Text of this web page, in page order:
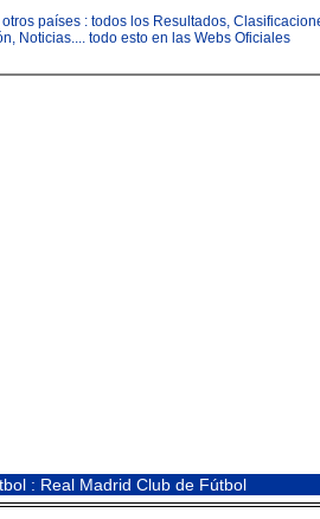
países : todos los Resultados,
Noticias.... todo esto en las Webs Oficiales
: Real Madrid Club de Fútbol